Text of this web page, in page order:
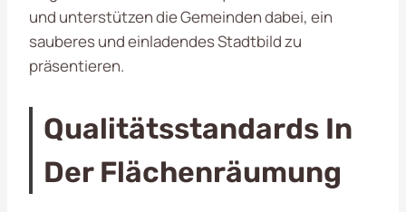
und unterstützen die Gemeinden dabei, ein
sauberes und einladendes Stadtbild zu
präsentieren.
Qualitätsstandards In
Der Flächenräumung